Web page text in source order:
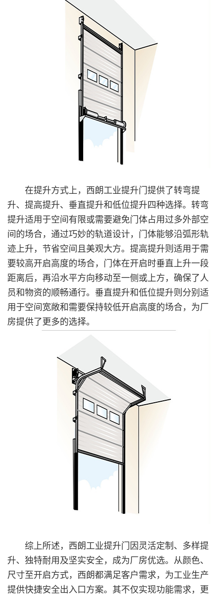
在提升方式上，西朗工业提升门提供了转弯提
升、提高提升、垂直提升和低位提升四种选择。转弯
提升适用于空间有限或需要避免门体占用过多外部空
间的场合，通过巧妙的轨道设计，门体能够沿弧形轨
迹上升，节省空间且美观大方。提高提升则适用于需
要较高开启高度的场合，门体在开启时垂直上升一段
距离后，再沿水平方向移动至一侧或上方，确保了人
员和物资的顺畅通行。垂直提升和低位提升则分别适
用于空间宽敞和需要保持较低开启高度的场合，为厂
房提供了更多的选择。
综上所述，西朗工业提升门因灵活定制、多样提
升、独特耐用及坚实安全，成为厂房优选。从颜色、
尺寸至开启方式，西朗都满足客户需求，为工业生产
提供快捷安全出入口方案。其不仅实现功能需求，更